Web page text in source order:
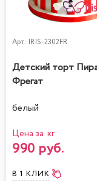
Арт. IRIS-2302FR
Детский торт
Фрегат
белый
Цена за кг
990 руб.
В 1 КЛИК